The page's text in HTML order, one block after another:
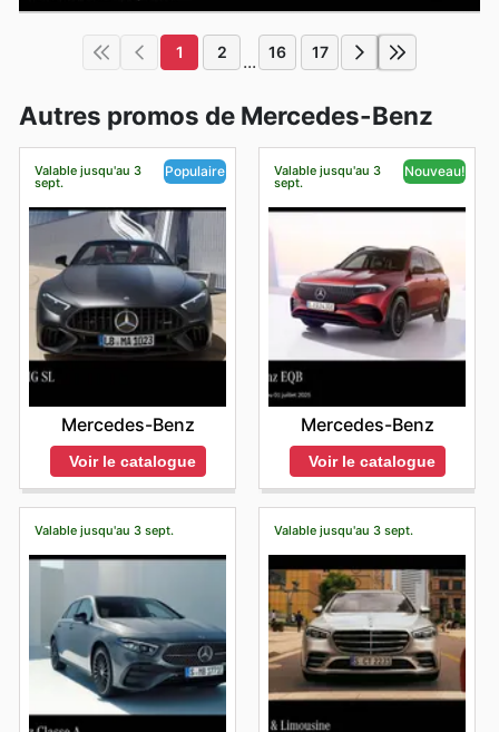
1 2 ... 16 17
Autres promos de Mercedes-Benz
Valable jusqu'au 3
sept.
Populaire
Mercedes-Benz
Voir le catalogue
Valable jusqu'au 3
sept.
Nouveau!
Mercedes-Benz
Voir le catalogue
Valable jusqu'au 3 sept. Valable jusqu'au 3 sept.